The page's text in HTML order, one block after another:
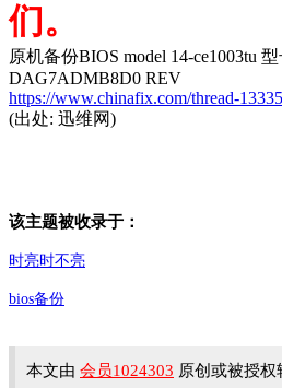
们。
原机备份BIOS model 14-ce1003tu
DAG7ADMB8D0 REV
https://www.chinafix.com/thread-
(出处: 迅维网)
该主题被收录于：
时亮时不亮
bios备份
本文由 会员1024303 原创或被授